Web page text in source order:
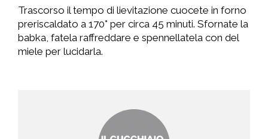
Trascorso il tempo di lievitazione cuocete in forno
preriscaldato a 170° per circa 45 minuti. Sfornate la
babka, fatela raffreddare e spennellatela con del
miele per lucidarla.